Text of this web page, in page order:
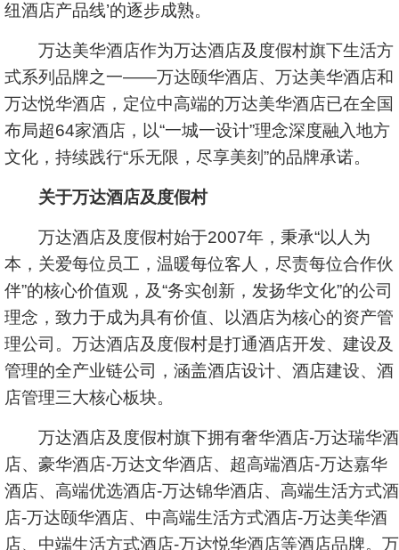
纽酒店产品线’的逐步成熟。
万达美华酒店作为万达酒店及度假村旗下生活方
式系列品牌之一——万达颐华酒店、万达美华酒店和
万达悦华酒店，定位中高端的万达美华酒店已在全国
布局超64家酒店，以“一城一设计”理念深度融入地方
文化，持续践行“乐无限，尽享美刻”的品牌承诺。
关于万达酒店及度假村
万达酒店及度假村始于2007年，秉承“以人为
本，关爱每位员工，温暖每位客人，尽责每位合作伙
伴”的核心价值观，及“务实创新，发扬华文化”的公司
理念，致力于成为具有价值、以酒店为核心的资产管
理公司。万达酒店及度假村是打通酒店开发、建设及
管理的全产业链公司，涵盖酒店设计、酒店建设、酒
店管理三大核心板块。
万达酒店及度假村旗下拥有奢华酒店-万达瑞华酒
店、豪华酒店-万达文华酒店、超高端酒店-万达嘉华
酒店、高端优选酒店-万达锦华酒店、高端生活方式酒
店-万达颐华酒店、中高端生活方式酒店-万达美华酒
店、中端生活方式酒店-万达悦华酒店等酒店品牌。万